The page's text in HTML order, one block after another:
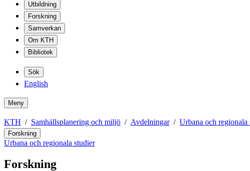
Utbildning
Forskning
Samverkan
Om KTH
Bibliotek
Sök
English
Meny
KTH Samhällsplanering och miljö Avdelningar Urbana och regionala
Forskning
Urbana och regionala studier
Forskning